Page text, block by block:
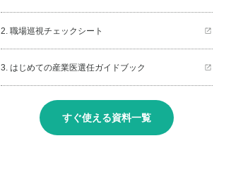
2. 職場巡視チェックシート
3. はじめての産業医選任ガイドブック
すぐ使える資料一覧